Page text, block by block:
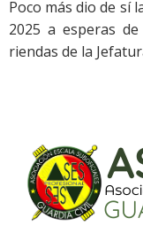
Poco más dio de sí
2025 a esperas
riendas de la